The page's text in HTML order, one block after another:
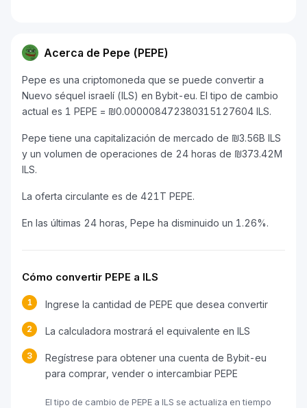
Acerca de Pepe (PEPE)
Pepe es una criptomoneda que se puede convertir a
Nuevo séquel israelí (ILS) en Bybit-eu. El tipo de cambio
actual es 1 PEPE = ₪0.000008472380315127604 ILS.
Pepe tiene una capitalización de mercado de ₪3.56B ILS
y un volumen de operaciones de 24 horas de ₪373.42M
ILS.
La oferta circulante es de 421T PEPE.
En las últimas 24 horas, Pepe ha disminuido un 1.26%.
Cómo convertir PEPE a ILS
1 Ingrese la cantidad de PEPE que desea convertir
2 La calculadora mostrará el equivalente en ILS
3
Regístrese para obtener una cuenta de Bybit-eu
para comprar, vender o intercambiar PEPE
El tipo de cambio de PEPE a ILS se actualiza en tiempo